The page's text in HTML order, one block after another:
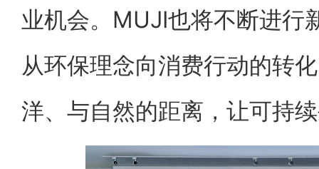
业机会。MUJI也将不断进行
从环保理念向消费行动的转
洋、与自然的距离，让可持